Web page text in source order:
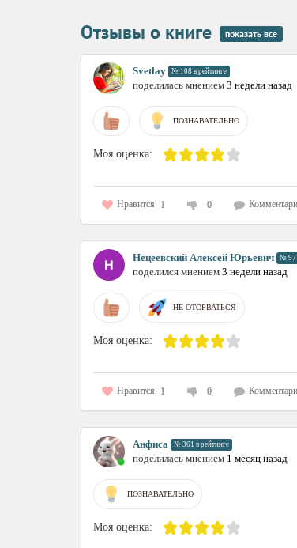
Отзывы о книге показать все
Svetlay № 108 в рейтинге
поделилась мнением 3 недели назад
ПОЗНАВАТЕЛЬНО
Моя оценка:
Нравится 1 0
Нецеевский Алексей Юрьевич № 97
поделился мнением 3 недели назад
НЕ ОТОРВАТЬСЯ
Моя оценка:
Нравится 1 0
Анфиса № 361 в рейтинге
поделилась мнением 1 месяц назад
ПОЗНАВАТЕЛЬНО
Моя оценка: